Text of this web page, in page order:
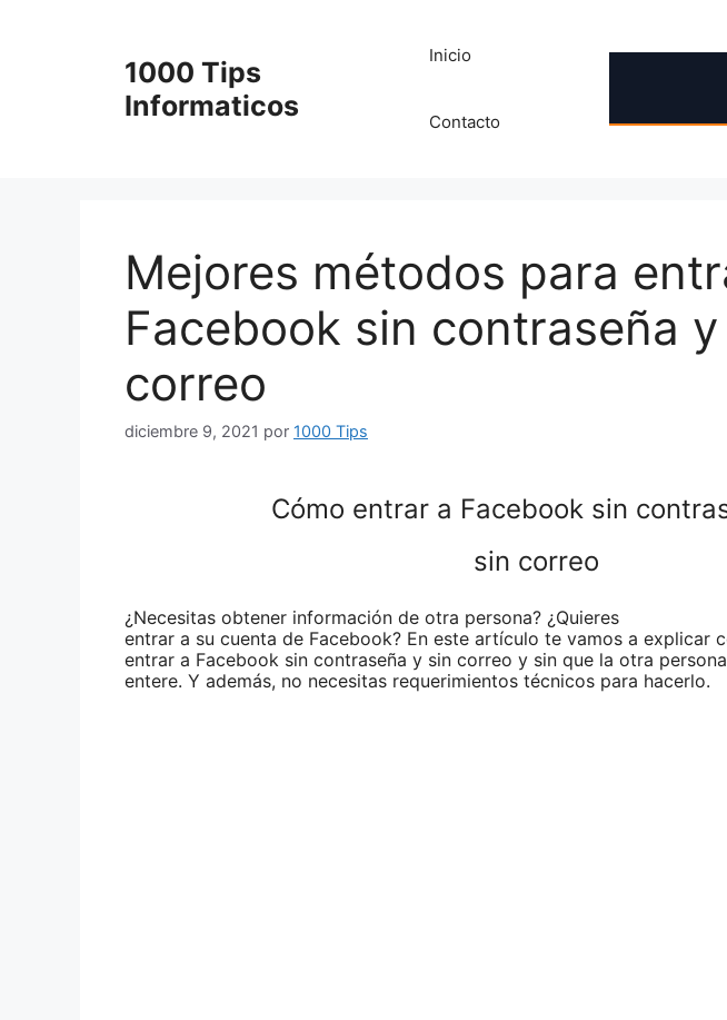
1000 Tips
Informaticos
Inicio
Contacto
Mejores métodos para
Facebook sin contraseña
correo
diciembre 9, 2021 por 1000 Tips
Cómo entrar a Facebook sin
sin correo
¿Necesitas obtener información de otra persona? ¿Quieres
entrar a su cuenta de Facebook? En este artículo te vamos a explicar
entrar a Facebook sin contraseña y sin correo y sin que la otra
entere. Y además, no necesitas requerimientos técnicos para hacerlo.